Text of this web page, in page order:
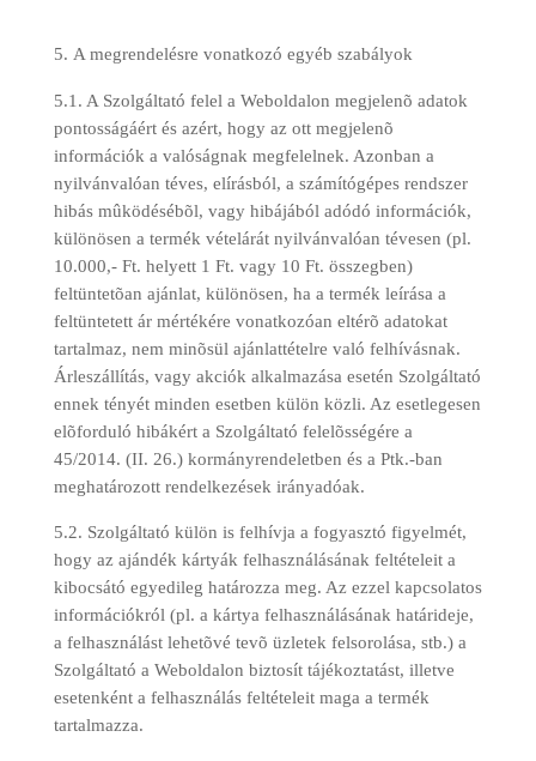
A megrendelésre vonatkozó egyéb szabályok
5.1. A Szolgáltató felel a Weboldalon megjelenõ adatok
pontosságáért és azért, hogy az ott megjelenõ
információk a valóságnak megfelelnek. Azonban a
nyilvánvalóan téves, elírásból, a számítógépes rendszer
hibás mûködésébõl, vagy hibájából adódó információk,
különösen a termék vételárát nyilvánvalóan tévesen (pl.
10.000,- Ft. helyett 1 Ft. vagy 10 Ft. összegben)
feltüntetõan ajánlat, különösen, ha a termék leírása a
feltüntetett ár mértékére vonatkozóan eltérõ adatokat
tartalmaz, nem minõsül ajánlattételre való felhívásnak.
Árleszállítás, vagy akciók alkalmazása esetén Szolgáltató
ennek tényét minden esetben külön közli. Az esetlegesen
elõforduló hibákért a Szolgáltató felelõsségére a
45/2014. (II. 26.) kormányrendeletben és a Ptk.-ban
meghatározott rendelkezések irányadóak.
5.2. Szolgáltató külön is felhívja a fogyasztó figyelmét,
hogy az ajándék kártyák felhasználásának feltételeit a
kibocsátó egyedileg határozza meg. Az ezzel kapcsolatos
információkról (pl. a kártya felhasználásának határideje,
a felhasználást lehetõvé tevõ üzletek felsorolása, stb.) a
Szolgáltató a Weboldalon biztosít tájékoztatást, illetve
esetenként a felhasználás feltételeit maga a termék
tartalmazza.